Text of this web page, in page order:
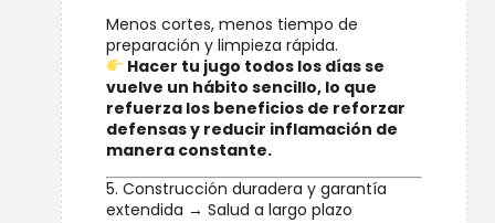
Menos cortes, menos tiempo de
preparación y limpieza rápida.
Hacer tu jugo todos los días se
vuelve un hábito sencillo, lo que
refuerza los beneficios de reforzar
defensas y reducir inflamación de
manera constante.
5. Construcción duradera y garantía
extendida → Salud a largo plazo